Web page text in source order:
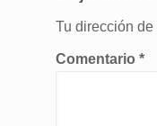
Tu dirección
Comentario *